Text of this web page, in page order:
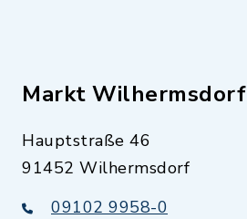
Markt Wilhermsdorf
Hauptstraße 46
91452 Wilhermsdorf
09102 9958-0